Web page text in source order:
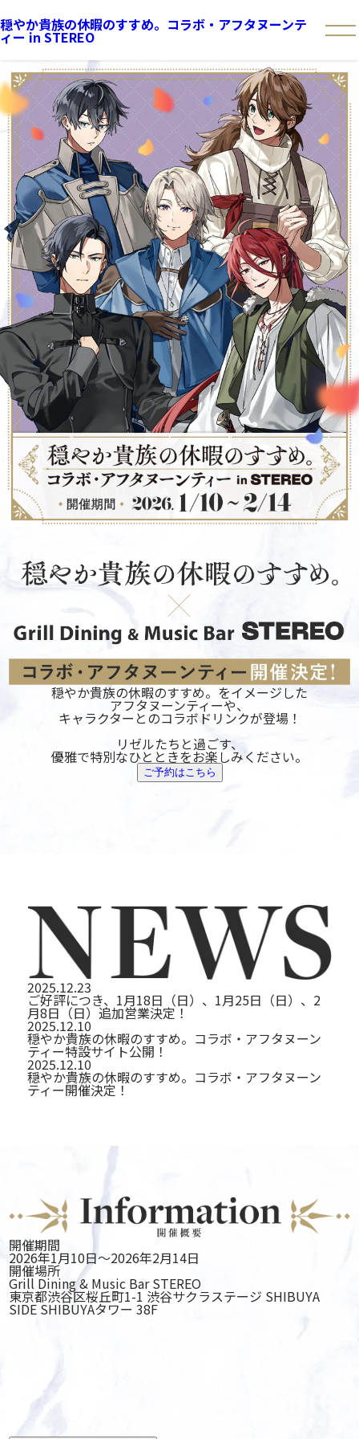
穏やか貴族の休暇のすすめ。コラボ・アフタヌーンテ
ィー in STEREO
穏やか貴族の休暇のすすめ。をイメージした
アフタヌーンティーや、
キャラクターとのコラボドリンクが登場！
リゼルたちと過ごす、
優雅で特別なひとときをお楽しみください。
ご予約はこちら
2025.12.23
ご好評につき、1月18日（日）、1月25日（日）、2
月8日（日）追加営業決定！
2025.12.10
穏やか貴族の休暇のすすめ。コラボ・アフタヌーン
ティー特設サイト公開！
2025.12.10
穏やか貴族の休暇のすすめ。コラボ・アフタヌーン
ティー開催決定！
開催期間
2026年1月10日～2026年2月14日
開催場所
Grill Dining & Music Bar STEREO
東京都渋谷区桜丘町1-1 渋谷サクラステージ SHIBUYA
SIDE SHIBUYAタワー 38F